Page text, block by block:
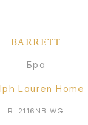
BARRETT
Бра
Lauren Home
RL2116NB-WG